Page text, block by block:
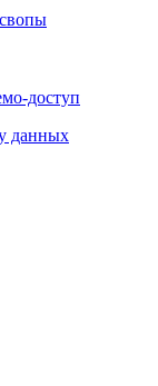
доступ
данных